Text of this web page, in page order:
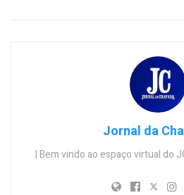
Jornal da
| Bem vindo ao espaço virtual do